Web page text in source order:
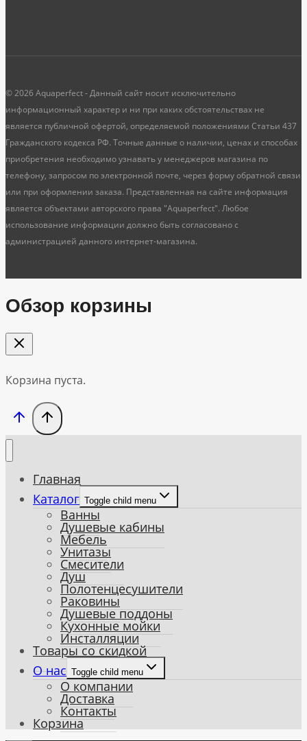
© 2026 Aquaperfect - Данный сайт носит исключительно
информационный характер и ни при каких обстоятельствах не
является публичной офертой, определяемой положениями Статьи 437
Гражданского кодекса РФ. Точные данные о наличии, ценах и способах
приобретения необходимо узнавать у менеджеров магазина по
телефону, запросом по электронной почте, через форму обратной связи
или при оформлении заказа. Представленная на сайте информация
является объектами авторского права "Aquaperfect". Любое
использование информации должно быть согласовано с
администрацией данного интернет-магазина.
Обзор корзины
Корзина пуста.
Главная
Каталог Toggle child menu
Ванны
Душевые кабины
Мебель
Унитазы
Смесители
Душ
Полотенцесушители
Раковины
Душевые поддоны
Кухонные мойки
Инсталляции
Товары со скидкой
О нас Toggle child menu
О компании
Доставка
Контакты
Корзина